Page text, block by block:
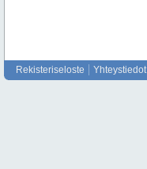
Rekisteriseloste Yhteystiedot